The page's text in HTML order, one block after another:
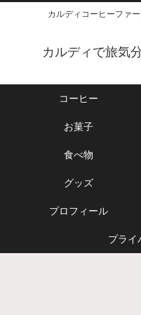
カルディコーヒーファ
カルディで旅気
コーヒー
お菓子
食べ物
グッズ
プロフィール
プライ